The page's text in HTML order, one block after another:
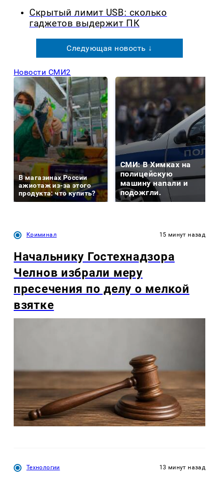
Скрытый лимит USB: сколько
гаджетов выдержит ПК
Следующая новость ↓
Новости СМИ2
В магазинах России
ажиотаж из-за этого
продукта: что купить?
СМИ: В Химках на
полицейскую
машину напали и
подожгли.
Криминал 15 минут назад
Начальнику Гостехнадзора
Челнов избрали меру
пресечения по делу о мелкой
взятке
Технологии 13 минут назад